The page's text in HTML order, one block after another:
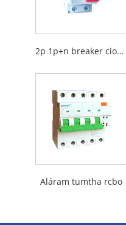
2p 1p+n breaker ciorcaid iarmharach le cosaint forshrutha
Aláram tumtha rcbo